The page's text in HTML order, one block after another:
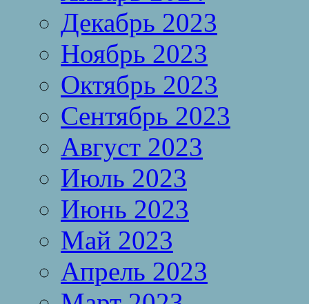
Декабрь 2023
Ноябрь 2023
Октябрь 2023
Сентябрь 2023
Август 2023
Июль 2023
Июнь 2023
Май 2023
Апрель 2023